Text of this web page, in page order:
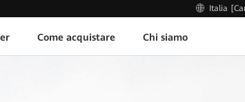
Italia
Come acquistare Chi siamo